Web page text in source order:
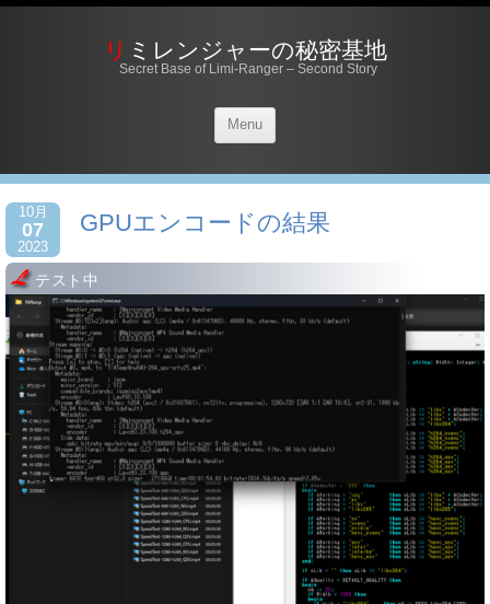
リミレンジャーの秘密基地
Secret Base of Limi-Ranger – Second Story
Menu
10月
07
2023
GPUエンコードの結果
テスト中